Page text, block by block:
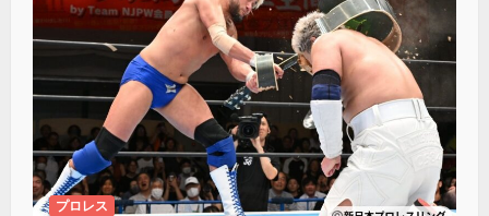
プロレス